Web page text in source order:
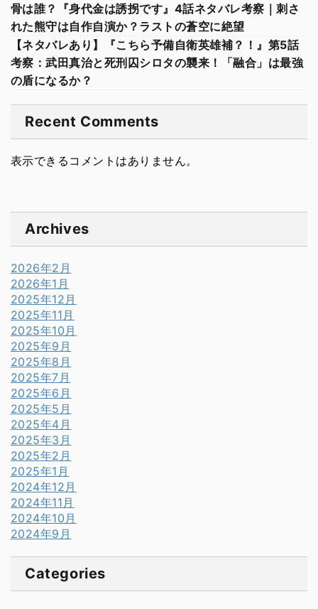
骨は誰？『身代金は誘拐です』4話ネタバレ考察｜刺さ
れた熊守は自作自演か？ラストの蒼空に絶望
【ネタバレあり】『こちら予備自衛英雄補？！』第5話
考察：武田真治と死刑囚シロタの襲来！「融合」は最強
の盾になるか？
Recent Comments
表示できるコメントはありません。
Archives
2026年2月
2026年1月
2025年12月
2025年11月
2025年10月
2025年9月
2025年8月
2025年7月
2025年6月
2025年5月
2025年4月
2025年3月
2025年2月
2025年1月
2024年12月
2024年11月
2024年10月
2024年9月
Categories